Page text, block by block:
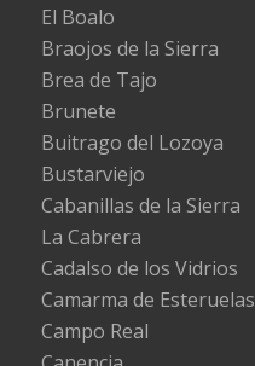
El Boalo
Braojos de la Sierra
Brea de Tajo
Brunete
Buitrago del Lozoya
Bustarviejo
Cabanillas de la Sierra
La Cabrera
Cadalso de los Vidrios
Camarma de Esteruelas
Campo Real